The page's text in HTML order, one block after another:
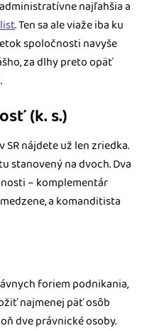
najľahšia a
. Ten sa ale viaže iba ku
spoločnosti navyše
za dlhy preto opäť
(k. s.)
nájdete už len zriedka.
stanovený na dvoch. Dva
– komplementár
a komanditista
foriem podnikania,
najmenej päť osôb
dve právnické osoby.